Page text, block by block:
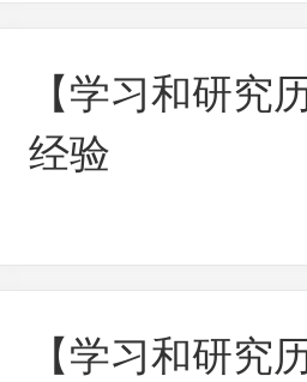
【学习和研究
经验
【学习和研究